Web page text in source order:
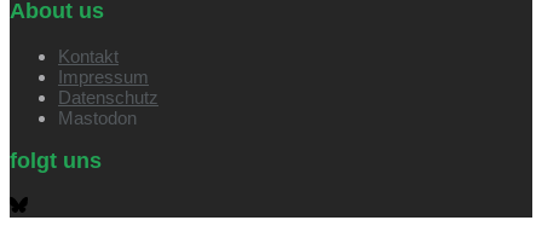
About us
Kontakt
Impressum
Datenschutz
Mastodon
folgt uns